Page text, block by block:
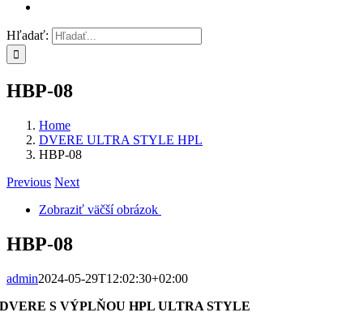
Hľadať:
HBP-08
Home
DVERE ULTRA STYLE HPL
HBP-08
Previous Next
Zobraziť väčší obrázok
HBP-08
admin2024-05-29T12:02:30+02:00
DVERE S VÝPLŇOU HPL ULTRA STYLE